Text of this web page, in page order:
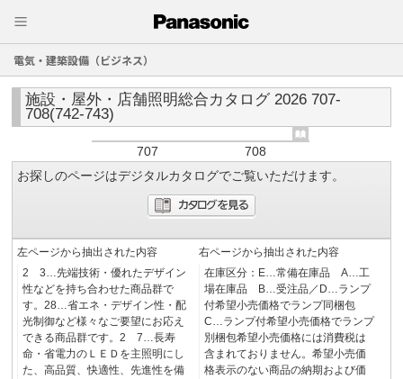
電気・建築設備（ビジネス）
施設・屋外・店舗照明総合カタログ 2026 707-
708(742-743)
707
708
お探しのページはデジタルカタログでご覧いただけます。
左ページから抽出された内容
2 3…先端技術・優れたデザイン
性などを持ち合わせた商品群で
す。28…省エネ・デザイン性・配
光制御など様々なご要望にお応え
できる商品群です。2 7…長寿
命・省電力のＬＥＤを主照明にし
た、高品質、快適性、先進性を備
右ページから抽出された内容
在庫区分：E…常備在庫品 A…工
場在庫品 B…受注品／D…ランプ
付希望小売価格でランプ同梱包
C…ランプ付希望小売価格でランプ
別梱包希望小売価格には消費税は
含まれておりません。希望小売価
格表示のない商品の納期および価